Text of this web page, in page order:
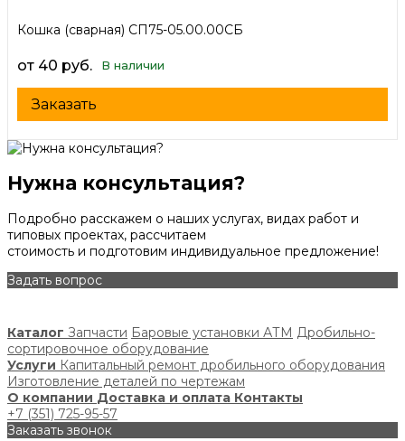
Кошка (сварная) СП75-05.00.00СБ
от 40 руб. В наличии
Заказать
Нужна консультация?
Подробно расскажем о наших услугах, видах работ и
типовых проектах, рассчитаем
стоимость и подготовим индивидуальное предложение!
Задать вопрос
Каталог Запчасти Баровые установки АТМ Дробильно-
сортировочное оборудование
Услуги Капитальный ремонт дробильного оборудования
Изготовление деталей по чертежам
О компании Доставка и оплата Контакты
+7 (351) 725-95-57
Заказать звонок